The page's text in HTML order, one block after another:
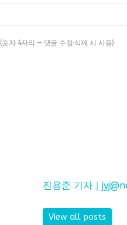
(숫자 4자리 — 댓글 수정·삭제 시 사용)
진용준 기자｜
View all posts